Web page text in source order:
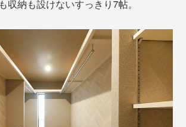
収納も設けないすっきり7帖。